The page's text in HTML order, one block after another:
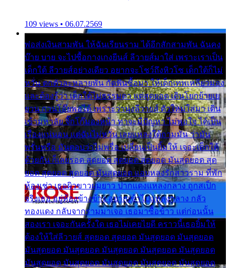
109 views • 06.07.2569
พ่อส่งเงินสามพัน ให้ฉันเรียนราม ได้อีกสักสามพัน ฉันคง
บ๊าย บาย จะไปซื้อกางเกงยีนส์ ลีวายส์มาใส่ เพราะเราเป็น
เด็กใต้ ลีวายส์อย่างเดียว อยากจะโชว์ถึงหิวโซ เด็กใต้ก็ไม่
หวั่น ตกตัวละหลายพัน กัดฟันซื้อมา ให้เด็กเทพเหลียวมอง
และต้องรู้ว่า เด็กใต้ไม่ธรรมดา แต่สุดยอด เดินโยกย้ายเย
ยวน กวนโอ๊ยพอได้ เพราะว่านุ่งลีวายส์ ตัวใหม่ใส่มา เดิน
เข้ามหาลัย จิ๊กโก๊มองหน้า ท่าจะมีปัญหา ไม่พอใจ ได้เป็น
เรื่องแน่นอน แต่ฉันไม่หวั่น เลยแหลงใต้ถามมัน ว่ามัน
พรั่นพรือ มันตอบว่าไม่พรื่อ เปลี่ยนเป็นยิ้มให้ เจอะเด็กใต้
ด้วยกัน ก็เลยรอด สุดยอด สุดยอด สุดยอด มันสุดยอด สุด
ยอด สุดยอด สุดยอด มันสุดยอด แอบหลงรักสาวราม ที่พัก
ห้องเช่า เธอผิวขาวผมยาว ปากแดงแหลงกลาง ถูกสเป็ก
จริงเธอ อยู่ห้องข้างข้าง อยากเข้าไปแหลงกลาง กลัว
ทองแดง กลับจากรามมาเจอ เธอมาซื้อข้าว แต่ก่อนนั้น
สองเรา เจอะกันครั้งใด เธอไม่เคยไยดี คราวนี้เธอยิ้มให้
ต้องให้ใส่ลีวายส์ สุดยอด สุดยอด มันสุดยอด มันสุดยอด
มันสุดยอด มันสุดยอด มันสุดยอด มันสุดยอด มันสุดยอด
มันสุดยอด มันสุดยอด มันสุดยอด มันสุดยอด มันสุดยอด